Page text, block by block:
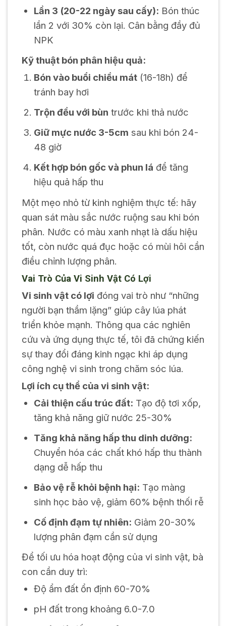
Lần 3 (20-22 ngày sau cấy): Bón thúc
lần 2 với 30% còn lại. Cân bằng đầy đủ
NPK
Kỹ thuật bón phân hiệu quả:
Bón vào buổi chiều mát(16-18h) để
tránh bay hơi
Trộn đều với bùn trước khi thả nước
Giữ mực nước 3-5cm sau khi bón 24-
48 giờ
Kết hợp bón gốc và phun lá để tăng
hiệu quả hấp thu
Một mẹo nhỏ từ kinh nghiệm thực tế: hãy
quan sát màu sắc nước ruộng sau khi bón
phân. Nước có màu xanh nhạt là dấu hiệu
tốt, còn nước quá đục hoặc có mùi hôi cần
điều chỉnh lượng phân.
Vai Trò Của Vi Sinh Vật Có Lợi
Vi sinh vật có lợi đóng vai trò như “những
người bạn thầm lặng” giúp cây lúa phát
triển khỏe mạnh. Thông qua các nghiên
cứu và ứng dụng thực tế, tôi đã chứng kiến
sự thay đổi đáng kinh ngạc khi áp dụng
công nghệ vi sinh trong chăm sóc lúa.
Lợi ích cụ thể của vi sinh vật:
Cải thiện cấu trúc đất: Tạo độ tơi xốp,
tăng khả năng giữ nước 25-30%
Tăng khả năng hấp thu dinh dưỡng:
Chuyển hóa các chất khó hấp thu thành
dạng dễ hấp thu
Bảo vệ rễ khỏi bệnh hại: Tạo màng
sinh học bảo vệ, giảm 60% bệnh thối rễ
Cố định đạm tự nhiên: Giảm 20-30%
lượng phân đạm cần sử dụng
Để tối ưu hóa hoạt động của vi sinh vật, bà
con cần duy trì:
Độ ẩm đất ổn định 60-70%
pH đất trong khoảng 6.0-7.0